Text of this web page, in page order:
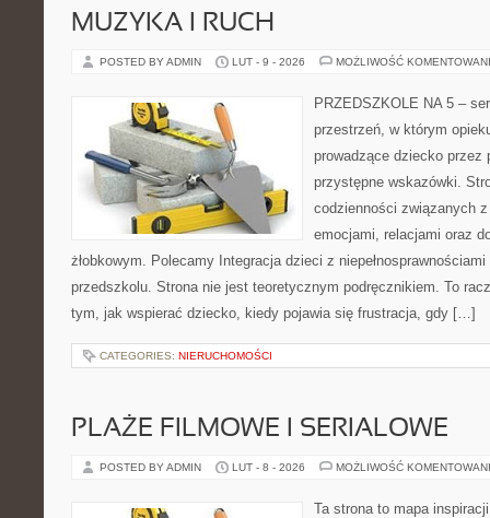
MUZYKA I RUCH
POSTED BY ADMIN LUT - 9 - 2026 MOŻLIWOŚĆ
PRZEDSZKOLE NA 5 –
przestrzeń, w którym
prowadzące dziecko przez
przystępne wskazówki.
codzienności związanych
emocjami, relacjami oraz
żłobkowym. Polecamy Integracja dzieci z
przedszkolu. Strona nie jest teoretycznym podręcznikiem. To
tym, jak wspierać dziecko, kiedy pojawia się frustracja, gdy […]
CATEGORIES: NIERUCHOMOŚCI
PLAŻE FILMOWE I SERIALOWE
POSTED BY ADMIN LUT - 8 - 2026 MOŻLIWOŚĆ
Ta strona to mapa